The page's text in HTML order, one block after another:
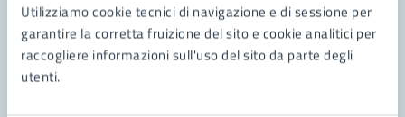
Utilizziamo cookie tecnici di navigazione e di sessione per
garantire la corretta fruizione del sito e cookie analitici per
raccogliere informazioni sull'uso del sito da parte degli
utenti.
Prenota appuntamento
Problemi in città